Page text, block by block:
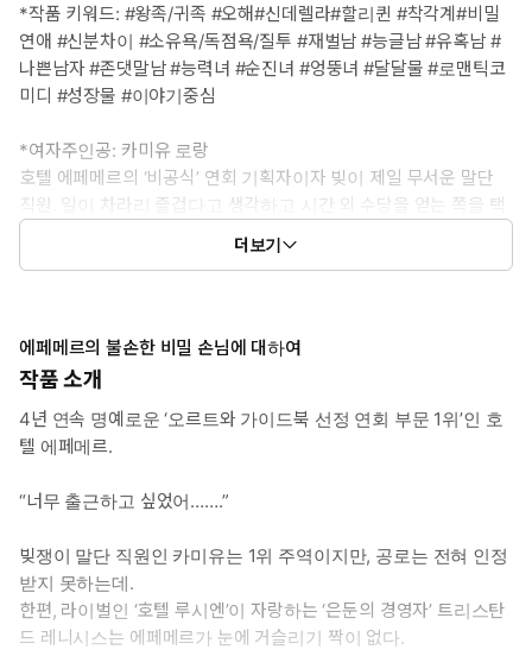
*작품 키워드: #왕족/귀족 #오해#신데렐라#할리퀸 #착각계#비밀
연애 #신분차이 #소유욕/독점욕/질투 #재벌남 #능글남 #유혹남 #
나쁜남자 #존댓말남 #능력녀 #순진녀 #엉뚱녀 #달달물 #로맨틱코
미디 #성장물 #이야기중심
*여자주인공: 카미유 로랑
호텔 에페메르의 ‘비공식’ 연회 기획자이자 빚이 제일 무서운 말단
직원. 일이 차라리 즐겁다고 생각하고 시간 외 수당을 얻는 쪽을 택
하는 현실주의자로, 호텔 에페메르만이 삶의 이유이다. 아무래도 된
통 취하고 키스한 남자가 호텔 업계의 무시무시한 심사 위원인 것
*남자주인공: 트리스탄 드 레니시스 (루치아노)
사자처럼 화려한 외모와 더러운 성질머리를 자랑하는 ‘은둔의 경영
자’. 손 대는 사업마다 성공했지만 빌어먹을 ‘호텔 에페메르’의 천재
연회 기획자 때문에 호텔업에서만은 완벽히 승리하지 못했다. 그 와
중에 술에 취한 여자와의 키스 때문에 5년 만에 바깥 세상으로 나서
서 서로의 정체도 모르고 사랑에 빠지는 이야기가 보고 싶을 때
*공감 글귀:
호텔의 최상급 귀빈과 밑바닥 직원이 눈이 맞다니!
더보기
에페메르의 불손한 비밀 손님에 대하여
작품 소개
4년 연속 명예로운 ‘오르트와 가이드북 선정 연회 부문 1위’인 호
텔 에페메르.
“너무 출근하고 싶었어…….”
빚쟁이 말단 직원인 카미유는 1위 주역이지만, 공로는 전혀 인정
받지 못하는데.
한편, 라이벌인 ‘호텔 루시엔’이 자랑하는 ‘은둔의 경영자’ 트리스탄
드 레니시스는 에페메르가 눈에 거슬리기 짝이 없다.